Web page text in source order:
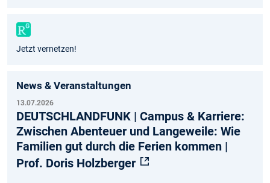
Jetzt vernetzen!
News & Veranstaltungen
13.07.2026
DEUTSCHLANDFUNK | Campus & Karriere:
Zwischen Abenteuer und Langeweile: Wie
Familien gut durch die Ferien kommen |
Prof. Doris Holzberger